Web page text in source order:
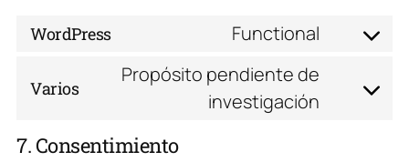
WordPress Functional
Consent
wordpress
Varios
Propósito pendiente de
investigación
Consent
7. Consentimiento